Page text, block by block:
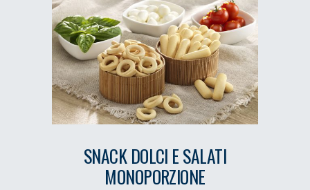
SNACK DOLCI E SALATI
MONOPORZIONE